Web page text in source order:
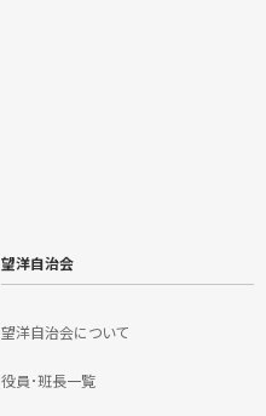
望洋自治会
望洋自治会について
役員･班長一覧